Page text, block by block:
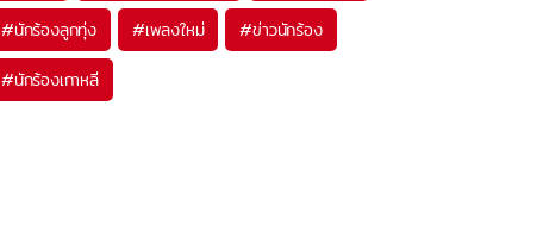
#นักร้องลูกทุ่ง #เพลงใหม่ #ข่าวนักร้อง
#นักร้องเกาหลี